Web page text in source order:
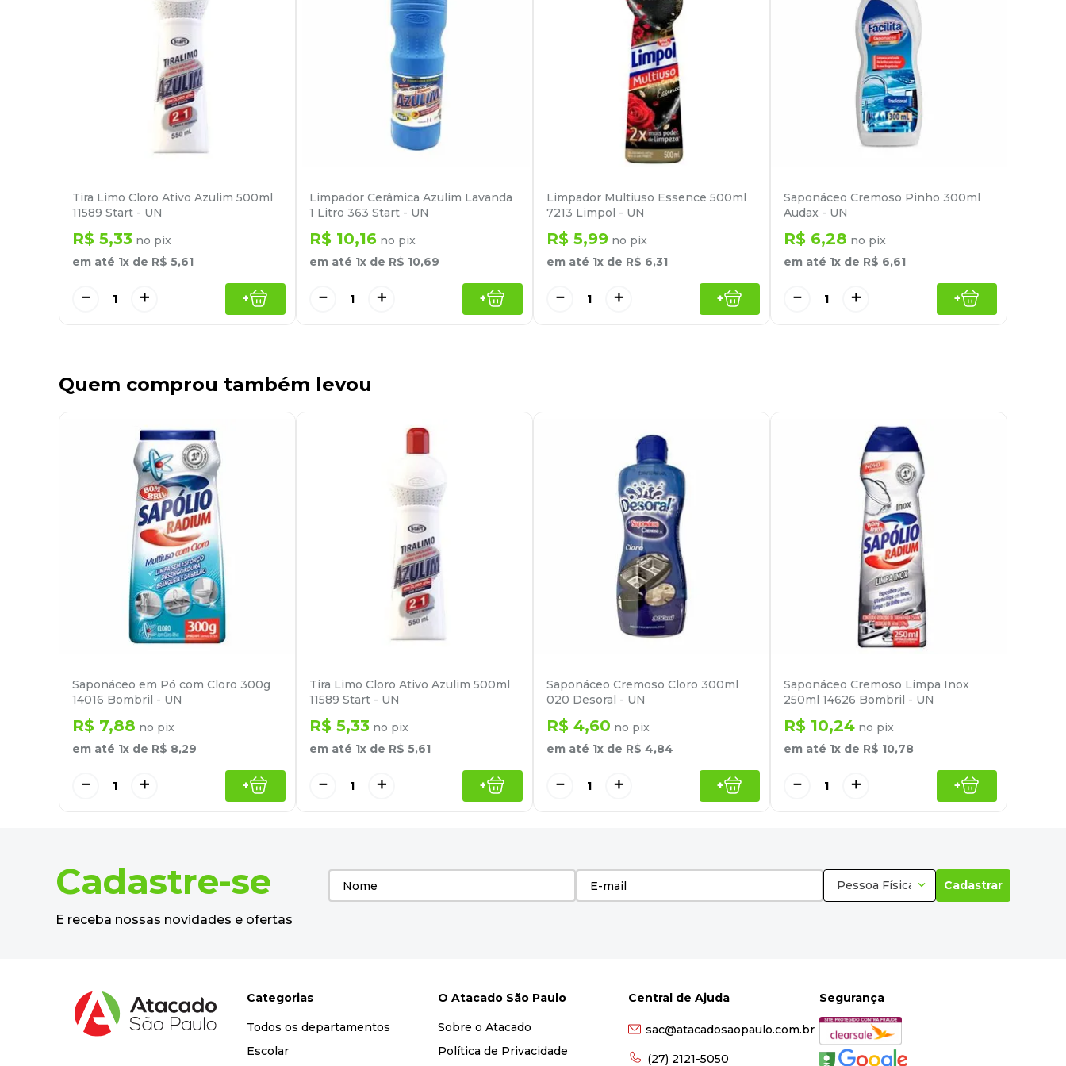
Tira Limo Cloro Ativo Azulim 500ml
11589 Start - UN
R$ 5,33 no pix
em até 1x de R$ 5,61
＋
－ +
Limpador Cerâmica Azulim Lavanda
1 Litro 363 Start - UN
R$ 10,16 no pix
em até 1x de R$ 10,69
＋
－ +
Limpador Multiuso Essence 500ml
7213 Limpol - UN
R$ 5,99 no pix
em até 1x de R$ 6,31
＋
－ +
Saponáceo Cremoso Pinho 300ml
Audax - UN
R$ 6,28 no pix
em até 1x de R$ 6,61
＋
－ +
Quem comprou também levou
Saponáceo em Pó com Cloro 300g
14016 Bombril - UN
R$ 7,88 no pix
em até 1x de R$ 8,29
＋
－ +
Tira Limo Cloro Ativo Azulim 500ml
11589 Start - UN
R$ 5,33 no pix
em até 1x de R$ 5,61
＋
－ +
Saponáceo Cremoso Cloro 300ml
020 Desoral - UN
R$ 4,60 no pix
em até 1x de R$ 4,84
＋
－ +
Saponáceo Cremoso Limpa Inox
250ml 14626 Bombril - UN
R$ 10,24 no pix
em até 1x de R$ 10,78
＋
－ +
Cadastre-se
E receba nossas novidades e ofertas
Pessoa Física Cadastrar
Categorias
Todos os departamentos
Escolar
O Atacado São Paulo
Sobre o Atacado
Política de Privacidade
Central de Ajuda
sac@atacadosaopaulo.com.br
(27) 2121-5050
Segurança